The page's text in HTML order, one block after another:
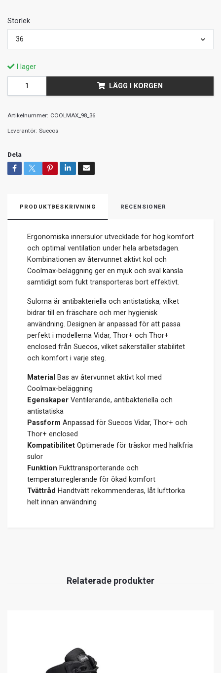
Storlek
36
I lager
LÄGG I KORGEN
Artikelnummer: COOLMAX_98_36
Leverantör: Suecos
Dela
PRODUKTBESKRIVNING RECENSIONER
Ergonomiska innersulor utvecklade för hög komfort
och optimal ventilation under hela arbetsdagen.
Kombinationen av återvunnet aktivt kol och
Coolmax-beläggning ger en mjuk och sval känsla
samtidigt som fukt transporteras bort effektivt.
Sulorna är antibakteriella och antistatiska, vilket
bidrar till en fräschare och mer hygienisk
användning. Designen är anpassad för att passa
perfekt i modellerna Vidar, Thor+ och Thor+
enclosed från Suecos, vilket säkerställer stabilitet
och komfort i varje steg.
Material Bas av återvunnet aktivt kol med
Coolmax-beläggning
Egenskaper Ventilerande, antibakteriella och
antistatiska
Passform Anpassad för Suecos Vidar, Thor+ och
Thor+ enclosed
Kompatibilitet Optimerade för träskor med halkfria
sulor
Funktion Fukttransporterande och
temperaturreglerande för ökad komfort
Tvättråd Handtvätt rekommenderas, låt lufttorka
helt innan användning